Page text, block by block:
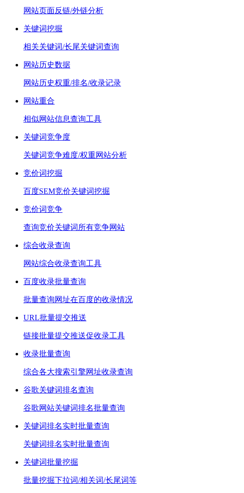
网站页面反链/外链分析
关键词挖掘
相关关键词/长尾关键词查询
网站历史数据
网站历史权重/排名/收录记录
网站重合
相似网站信息查询工具
关键词竞争度
关键词竞争难度/权重网站分析
竞价词挖掘
百度SEM竞价关键词挖掘
竞价词竞争
查询竞价关键词所有竞争网站
综合收录查询
网站综合收录查询工具
百度收录批量查询
批量查询网址在百度的收录情况
URL批量提交推送
链接批量提交推送促收录工具
收录批量查询
综合各大搜索引擎网址收录查询
谷歌关键词排名查询
谷歌网站关键词排名批量查询
关键词排名实时批量查询
关键词排名实时批量查询
关键词批量挖掘
批量挖掘下拉词/相关词/长尾词等